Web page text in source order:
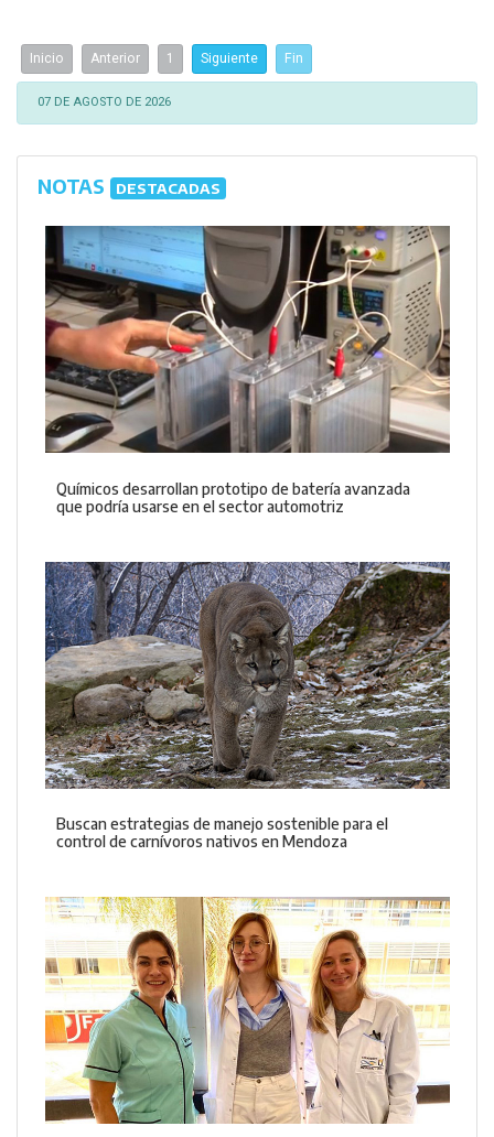
Inicio Anterior 1 Siguiente Fin
07 DE AGOSTO DE 2026
NOTAS DESTACADAS
Químicos desarrollan prototipo de batería avanzada
que podría usarse en el sector automotriz
Buscan estrategias de manejo sostenible para el
control de carnívoros nativos en Mendoza